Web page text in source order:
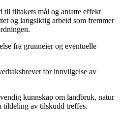
til tiltakets mål og antatte effekt
og langsiktig arbeid som fremmer
fra grunneier og eventuelle
for innvilgelse av
kunnskap om landbruk, natur
av tilskudd treffes.